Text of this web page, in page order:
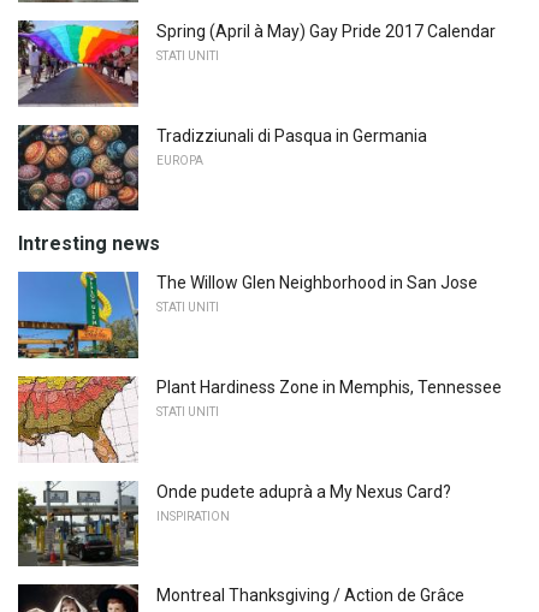
Spring (April à May) Gay Pride 2017 Calendar
STATI UNITI
Tradizziunali di Pasqua in Germania
EUROPA
Intresting news
The Willow Glen Neighborhood in San Jose
STATI UNITI
Plant Hardiness Zone in Memphis, Tennessee
STATI UNITI
Onde pudete aduprà a My Nexus Card?
INSPIRATION
Montreal Thanksgiving / Action de Grâce